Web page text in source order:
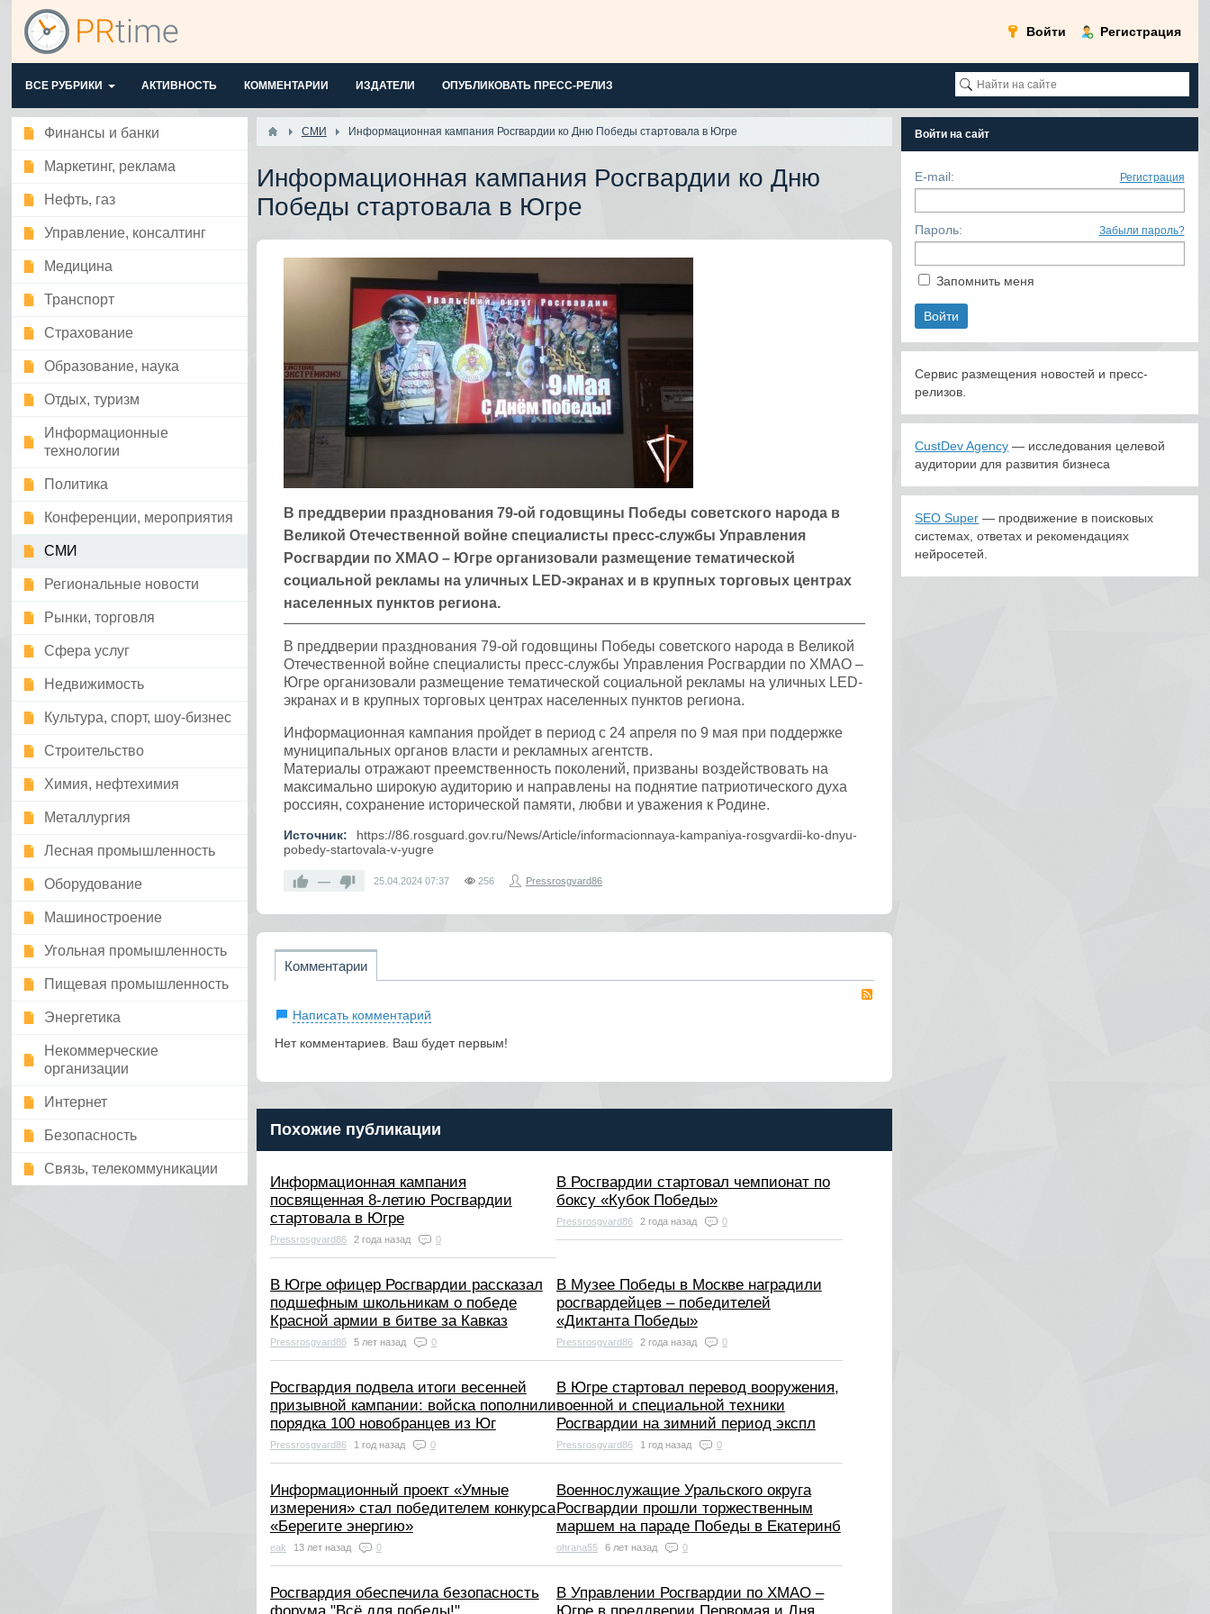
Войти Регистрация
ВСЕ РУБРИКИ АКТИВНОСТЬ КОММЕНТАРИИ ИЗДАТЕЛИ ОПУБЛИКОВАТЬ ПРЕСС-РЕЛИЗ
Финансы и банки
Маркетинг, реклама
Нефть, газ
Управление, консалтинг
Медицина
Транспорт
Страхование
Образование, наука
Отдых, туризм
Информационные
технологии
Политика
Конференции, мероприятия
СМИ
Региональные новости
Рынки, торговля
Сфера услуг
Недвижимость
Культура, спорт, шоу-бизнес
Строительство
Химия, нефтехимия
Металлургия
Лесная промышленность
Оборудование
Машиностроение
Угольная промышленность
Пищевая промышленность
Энергетика
Некоммерческие
организации
Интернет
Безопасность
Связь, телекоммуникации
СМИ Информационная кампания Росгвардии ко Дню Победы стартовала в Югре
Информационная кампания Росгвардии ко Дню
Победы стартовала в Югре
​В преддверии празднования 79-ой годовщины Победы советского народа в
Великой Отечественной войне специалисты пресс-службы Управления
Росгвардии по ХМАО – Югре организовали размещение тематической
социальной рекламы на уличных LED-экранах и в крупных торговых центрах
населенных пунктов региона.
В преддверии празднования 79-ой годовщины Победы советского народа в Великой
Отечественной войне специалисты пресс-службы Управления Росгвардии по ХМАО –
Югре организовали размещение тематической социальной рекламы на уличных LED-
экранах и в крупных торговых центрах населенных пунктов региона.
Информационная кампания пройдет в период с 24 апреля по 9 мая при поддержке
муниципальных органов власти и рекламных агентств.
Материалы отражают преемственность поколений, призваны воздействовать на
максимально широкую аудиторию и направлены на поднятие патриотического духа
россиян, сохранение исторической памяти, любви и уважения к Родине.
Источник:
https://86.rosguard.gov.ru/News/Article/informacionnaya-kampaniya-rosgvardii-ko-dnyu-
pobedy-startovala-v-yugre
— 25.04.2024 07:37 256 Pressrosgvard86
Комментарии
Написать комментарий
Нет комментариев. Ваш будет первым!
Похожие публикации
Информационная кампания
посвященная 8-летию Росгвардии
стартовала в Югре
Pressrosgvard86 2 года назад 0
В Росгвардии стартовал чемпионат по
боксу «Кубок Победы»
Pressrosgvard86 2 года назад 0
В Югре офицер Росгвардии рассказал
подшефным школьникам о победе
Красной армии в битве за Кавказ
Pressrosgvard86 5 лет назад 0
В Музее Победы в Москве наградили
росгвардейцев – победителей
«Диктанта Победы»
Pressrosgvard86 2 года назад 0
Росгвардия подвела итоги весенней
призывной кампании: войска пополнили
порядка 100 новобранцев из Юг
Pressrosgvard86 1 год назад 0
В Югре стартовал перевод вооружения,
военной и специальной техники
Росгвардии на зимний период экспл
Pressrosgvard86 1 год назад 0
Информационный проект «Умные
измерения» стал победителем конкурса
«Берегите энергию»
eak 13 лет назад 0
Военнослужащие Уральского округа
Росгвардии прошли торжественным
маршем на параде Победы в Екатеринб
ohrana55 6 лет назад 0
Росгвардия обеспечила безопасность
В Управлении Росгвардии по ХМАО –
Войти на сайт
E-mail: Регистрация
Пароль: Забыли пароль?
Запомнить меня
Сервис размещения новостей и пресс-
релизов.
CustDev Agency — исследования целевой
аудитории для развития бизнеса
SEO Super — продвижение в поисковых
системах, ответах и рекомендациях
нейросетей.